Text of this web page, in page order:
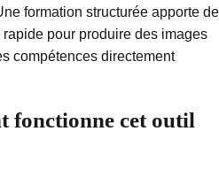
formation structurée apporte
pour produire des images
compétences directement
fonctionne cet outil